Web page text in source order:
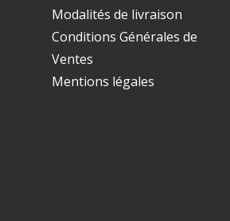
Modalités de livraison
Conditions Générales de
Ventes
Mentions légales